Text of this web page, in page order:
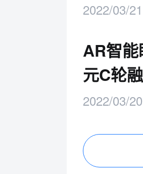
2022/03/21
AR智
元C轮
2022/03/20